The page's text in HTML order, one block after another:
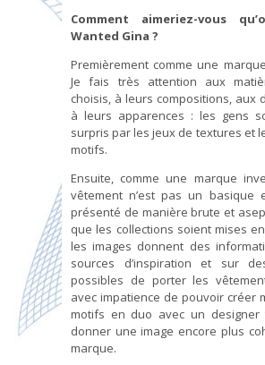
Comment aimeriez-vous
Wanted Gina ?
Premièrement comme une
Je fais très attention aux
choisis, à leurs compositions, aux
à leurs apparences : les gens
surpris par les jeux de textures et
motifs.
Ensuite, comme une marque
vêtement n’est pas un basique
présenté de manière brute et
que les collections soient mises
les images donnent des
sources d’inspiration et sur
possibles de porter les
avec impatience de pouvoir créer
motifs en duo avec un designer
donner une image encore plus
marque.